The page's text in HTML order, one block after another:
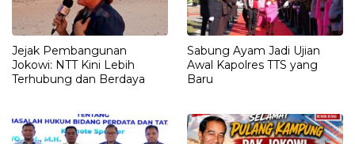
Jejak Pembangunan
Jokowi: NTT Kini Lebih
Terhubung dan Berdaya
Sabung Ayam Jadi Ujian
Awal Kapolres TTS yang
Baru